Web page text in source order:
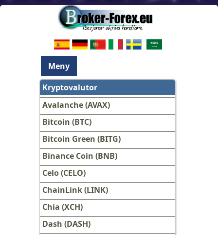
Meny
Kryptovalutor
Avalanche (AVAX)
Bitcoin (BTC)
Bitcoin Green (BITG)
Binance Coin (BNB)
Celo (CELO)
ChainLink (LINK)
Chia (XCH)
Dash (DASH)